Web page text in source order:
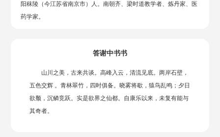
阳秣陵（今江苏省南京市）人。南朝齐、梁时道教学者、炼丹家、医
药学家。
答谢中书书
山川之美，古来共谈。高峰入云，清流见底。两岸石壁，
五色交辉 。青林翠竹，四时俱备。晓雾将歇，猿鸟乱鸣；夕日
欲颓，沉鳞竞跃。实是欲界之仙都。自康乐以来，未复有能与
其奇者。